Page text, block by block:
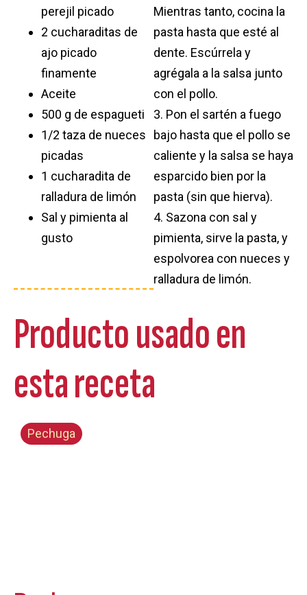
perejil picado
2 cucharaditas de
ajo picado
finamente
Aceite
500 g de espagueti
1/2 taza de nueces
picadas
1 cucharadita de
ralladura de limón
Sal y pimienta al
gusto
Mientras tanto, cocina la
pasta hasta que esté al
dente. Escúrrela y
agrégala a la salsa junto
con el pollo.
3. Pon el sartén a fuego
bajo hasta que el pollo se
caliente y la salsa se haya
esparcido bien por la
pasta (sin que hierva).
4. Sazona con sal y
pimienta, sirve la pasta, y
espolvorea con nueces y
ralladura de limón.
Producto usado en
esta receta
Pechuga